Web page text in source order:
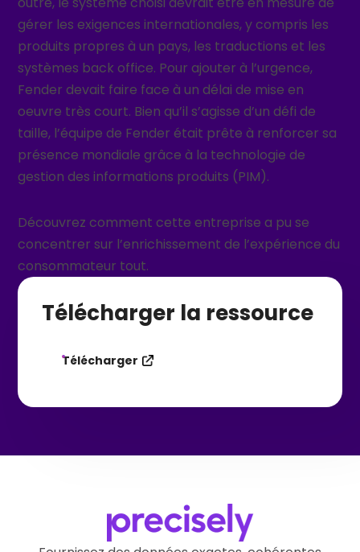
gérer les exigences internationales, y compris les
produits propres à un pays, les traductions et les
systèmes back office. Pour ajouter à l’urgence,
Fender devait faire face à un délai de mise en
oeuvre très court. Bien qu’il s’agisse d’un défi de
taille, l’équipe de Fender était prête à renforcer sa
présence mondiale grâce à la technologie de
gestion des informations produits (PIM).
Découvrez comment cette entreprise a pu se
concentrer sur l’enrichissement de l’expérience du
consommateur tout.
Télécharger la ressource
Télécharger